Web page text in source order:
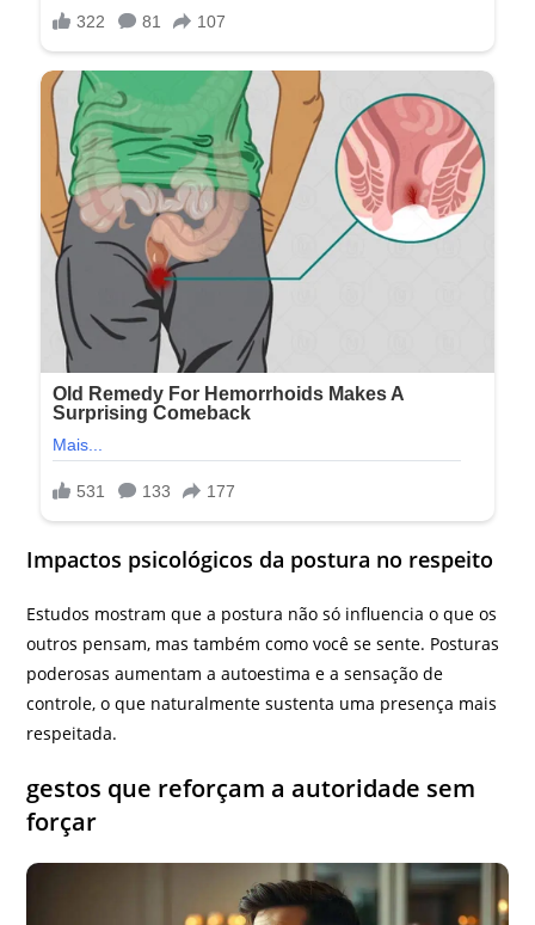
Impactos psicológicos da postura no respeito
Estudos mostram que a postura não só influencia o que os
outros pensam, mas também como você se sente. Posturas
poderosas aumentam a autoestima e a sensação de
controle, o que naturalmente sustenta uma presença mais
respeitada.
gestos que reforçam a autoridade sem
forçar